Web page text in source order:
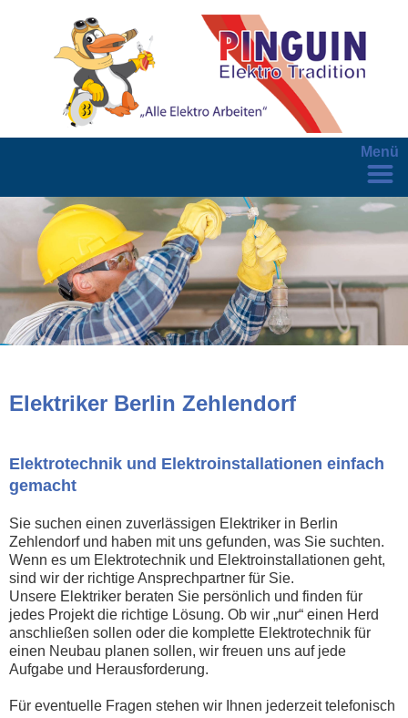
Menü
Elektriker Berlin Zehlendorf
Elektrotechnik und Elektroinstallationen einfach
gemacht
Sie suchen einen zuverlässigen Elektriker in Berlin
Zehlendorf und haben mit uns gefunden, was Sie suchten.
Wenn es um Elektrotechnik und Elektroinstallationen geht,
sind wir der richtige Ansprechpartner für Sie.
Unsere Elektriker beraten Sie persönlich und finden für
jedes Projekt die richtige Lösung. Ob wir „nur“ einen Herd
anschließen sollen oder die komplette Elektrotechnik für
einen Neubau planen sollen, wir freuen uns auf jede
Aufgabe und Herausforderung.
Für eventuelle Fragen stehen wir Ihnen jederzeit telefonisch